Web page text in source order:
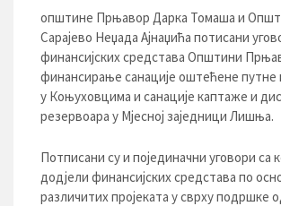
општине Прњавор Дарка Томаша и
Сарајево Неџада Ајнаџића потисани
финансијских средстава Општини
финансирање санације оштећене путне
у Коњуховцима и санације каптаже и
резервоара у Мјесној заједници Лишња.
Потписани су и појединачни уговори са
додјели финансијских средстава по
различитих пројеката у сврху подршке